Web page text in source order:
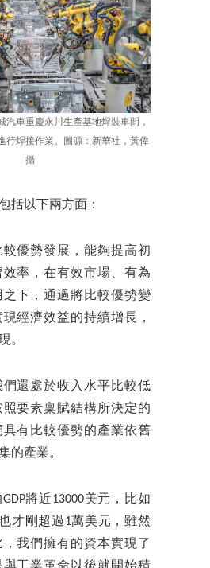
汽車重慶永川生產基地焊裝車間，
行焊接作業。圖源：新華社，黃偉
攝
括以下兩方面：
優勢發展，能夠提高初
率，在有效市場、有為
下，通過將比較優勢變
經濟效益的持續增長，
。
們還處於收入水平比較低
要素稟賦結構所決定的
有比較優勢的產業依舊
的產業。
將近13000美元，比如
才剛超過1萬美元，雖然
我們擁有的資本實現了